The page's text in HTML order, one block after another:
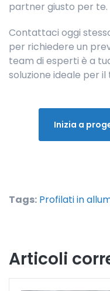
partner giusto per te.
Contattaci oggi
per richiedere un
team di esperti è a
soluzione ideale per
Inizia a
Tags: Profilati in
Articoli